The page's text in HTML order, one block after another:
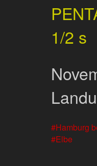
1/2 s
Hamburg
Elbe